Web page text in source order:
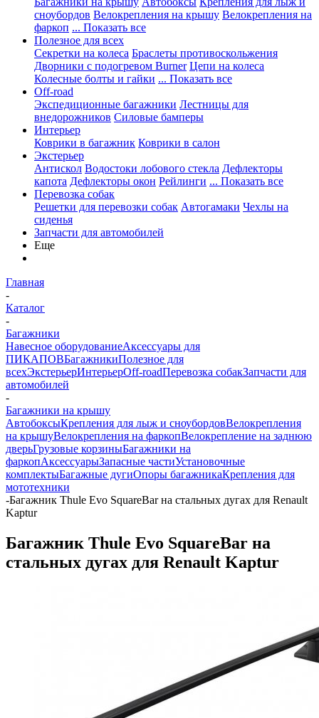
сноубордов Велокрепления на крышу Велокрепления на
фаркоп ... Показать все
Полезное для всех
Секретки на колеса Браслеты противоскольжения
Дворники с подогревом Burner Цепи на колеса
Колесные болты и гайки ... Показать все
Off-road
Экспедиционные багажники Лестницы для
внедорожников Силовые бамперы
Интерьер
Коврики в багажник Коврики в салон
Экстерьер
Антискол Водостоки лобового стекла Дефлекторы
капота Дефлекторы окон Рейлинги ... Показать все
Перевозка собак
Решетки для перевозки собак Автогамаки Чехлы на
сиденья
Запчасти для автомобилей
Еще
Главная
-
Каталог
-
Багажники
Навесное оборудованиеАксессуары для
ПИКАПОВБагажникиПолезное для
всехЭкстерьерИнтерьерOff-roadПеревозка собакЗапчасти для
автомобилей
-
Багажники на крышу
АвтобоксыКрепления для лыж и сноубордовВелокрепления
на крышуВелокрепления на фаркопВелокрепление на заднюю
дверьГрузовые корзиныБагажники на
фаркопАксессуарыЗапасные частиУстановочные
комплектыБагажные дугиОпоры багажникаКрепления для
мототехники
-Багажник Thule Evo SquareBar на стальных дугах для Renault
Kaptur
Багажник Thule Evo SquareBar на
стальных дугах для Renault Kaptur